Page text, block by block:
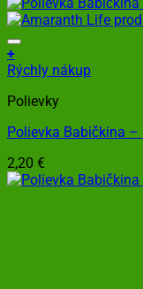
+
Rýchly nákup
Polievky
Polievka Babičkina
2,20 €